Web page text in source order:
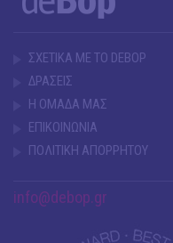
ΣΧΕΤΙΚΑ ΜΕ ΤΟ DEBOP
ΔΡΑΣΕΙΣ
Η ΟΜΑΔΑ ΜΑΣ
ΕΠΙΚΟΙΝΩΝΙΑ
ΠΟΛΙΤΙΚΗ ΑΠΟΡΡΗΤΟΥ
info@debop.gr